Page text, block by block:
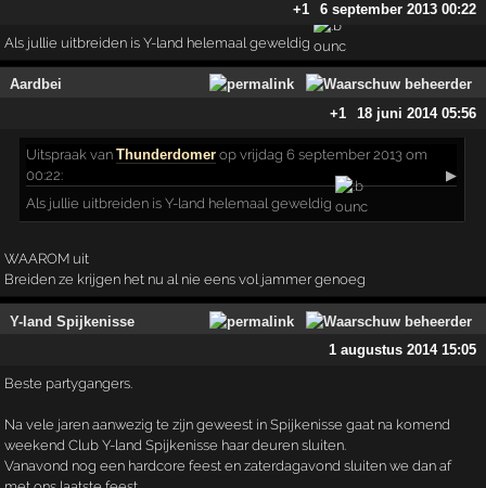
+1
6 september 2013 00:22
Als jullie uitbreiden is Y-land helemaal geweldig
Aardbei
+1
18 juni 2014 05:56
Uitspraak vanThunderdomer op vrijdag 6 september 2013 om
00:22:
▶
Als jullie uitbreiden is Y-land helemaal geweldig
WAAROM uit
Breiden ze krijgen het nu al nie eens vol jammer genoeg
Y-land Spijkenisse
1 augustus 2014 15:05
Beste partygangers.
Na vele jaren aanwezig te zijn geweest in Spijkenisse gaat na komend
weekend Club Y-land Spijkenisse haar deuren sluiten.
Vanavond nog een hardcore feest en zaterdagavond sluiten we dan af